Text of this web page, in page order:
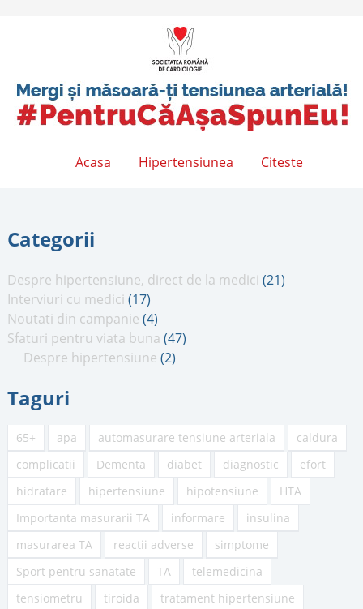
Acasa Hipertensiunea Citeste
Categorii
Despre hipertensiune, direct de la medici (21)
Interviuri cu medici (17)
Noutati din campanie (4)
Sfaturi pentru viata buna (47)
Despre hipertensiune (2)
Taguri
65+ apa automasurare tensiune arteriala
caldura
complicatii
Dementa diabet diagnostic
efort
hidratare
hipertensiune hipotensiune
HTA
Importanta masurarii TA
informare
insulina
masurarea TA
reactii adverse
simptome
Sport pentru sanatate
TA
telemedicina
tensiometru
tiroida
tratament hipertensiune